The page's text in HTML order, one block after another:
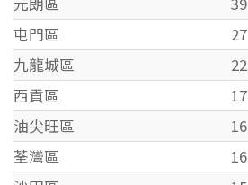
屯門區
27
九龍城區
22
西貢區
17
油尖旺區
16
荃灣區
16